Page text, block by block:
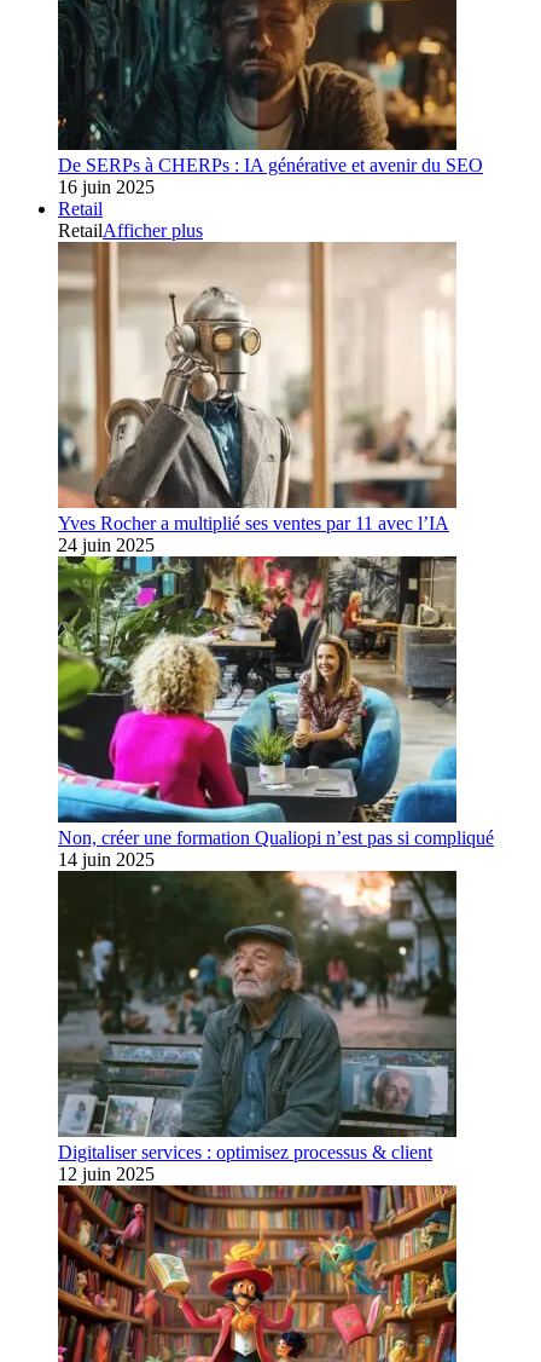
De SERPs à CHERPs : IA générative et avenir du SEO
16 juin 2025
Retail
RetailAfficher plus
Yves Rocher a multiplié ses ventes par 11 avec l’IA
24 juin 2025
Non, créer une formation Qualiopi n’est pas si compliqué
14 juin 2025
Digitaliser services : optimisez processus & client
12 juin 2025